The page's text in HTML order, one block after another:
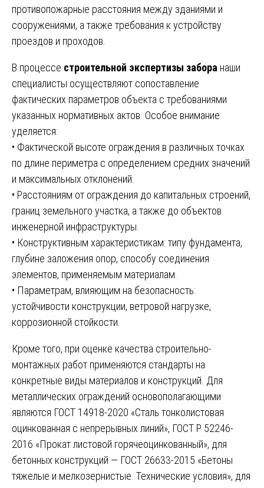
противопожарные расстояния между зданиями и
сооружениями, а также требования к устройству
проездов и проходов.
В процессе строительной экспертизы забора наши
специалисты осуществляют сопоставление
фактических параметров объекта с требованиями
указанных нормативных актов. Особое внимание
уделяется:
• Фактической высоте ограждения в различных точках
по длине периметра с определением средних значений
и максимальных отклонений.
• Расстояниям от ограждения до капитальных строений,
границ земельного участка, а также до объектов
инженерной инфраструктуры.
• Конструктивным характеристикам: типу фундамента,
глубине заложения опор, способу соединения
элементов, применяемым материалам.
• Параметрам, влияющим на безопасность:
устойчивости конструкции, ветровой нагрузке,
коррозионной стойкости.
Кроме того, при оценке качества строительно-
монтажных работ применяются стандарты на
конкретные виды материалов и конструкций. Для
металлических ограждений основополагающими
являются ГОСТ 14918-2020 «Сталь тонколистовая
оцинкованная с непрерывных линий», ГОСТ Р 52246-
2016 «Прокат листовой горячеоцинкованный», для
бетонных конструкций — ГОСТ 26633-2015 «Бетоны
тяжелые и мелкозернистые. Технические условия», для